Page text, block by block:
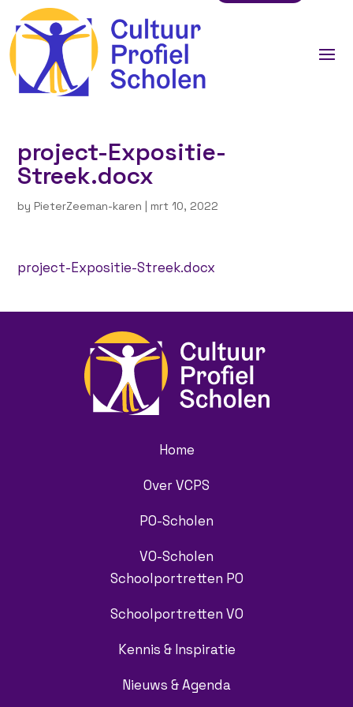
project-Expositie-
Streek.docx
by PieterZeeman-karen | mrt 10, 2022
project-Expositie-Streek.docx
Home
Over VCPS
PO-Scholen
VO-Scholen
Schoolportretten PO
Schoolportretten VO
Kennis & Inspiratie
Nieuws & Agenda